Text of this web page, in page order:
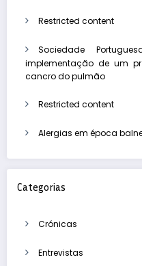
Restricted content
Sociedade
implementação de um
cancro do pulmão
Restricted content
Alergias em época
Categorias
Crónicas
Entrevistas